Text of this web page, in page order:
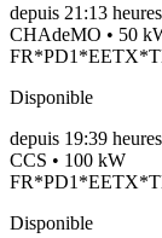
depuis 21:13 heures
CHAdeMO • 50
Disponible
depuis 19:39 heures
CCS • 100 kW
Disponible